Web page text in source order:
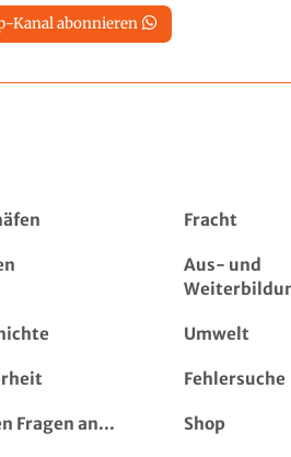
Kanal abonnieren
Fracht
Aus- und
Umwelt
Fehlersuche
Fragen an... Shop